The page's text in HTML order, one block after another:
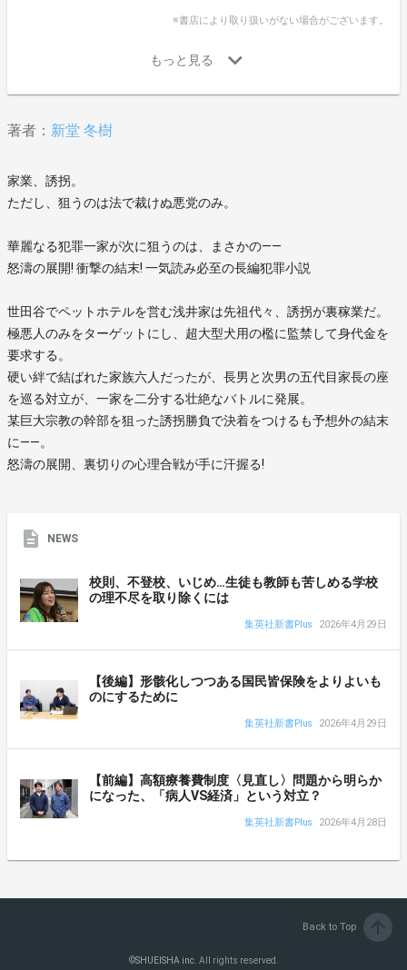
※書店により取り扱いがない場合がございます。
著者： 新堂 冬樹
家業、誘拐。
ただし、狙うのは法で裁けぬ悪党のみ。
華麗なる犯罪一家が次に狙うのは、まさかの――
怒濤の展開! 衝撃の結末! 一気読み必至の長編犯罪小説
世田谷でペットホテルを営む浅井家は先祖代々、誘拐が裏稼業だ。
極悪人のみをターゲットにし、超大型犬用の檻に監禁して身代金を
要求する。
硬い絆で結ばれた家族六人だったが、長男と次男の五代目家長の座
を巡る対立が、一家を二分する壮絶なバトルに発展。
某巨大宗教の幹部を狙った誘拐勝負で決着をつけるも予想外の結末
に――。
怒濤の展開、裏切りの心理合戦が手に汗握る!
NEWS
校則、不登校、いじめ…生徒も教師も苦しめる学校
の理不尽を取り除くには
集英社新書Plus 2026年4月29日
【後編】形骸化しつつある国民皆保険をよりよいも
のにするために
集英社新書Plus 2026年4月29日
【前編】高額療養費制度〈見直し〉問題から明らか
になった、「病人VS経済」という対立？
集英社新書Plus 2026年4月28日
Back to Top
©SHUEISHA inc. All rights reserved.